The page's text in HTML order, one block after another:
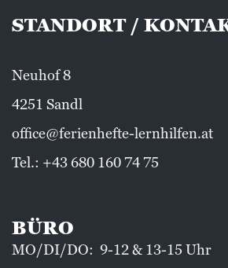
STANDORT /
Neuhof 8
4251 Sandl
office@ferienhefte-lernhilfen.at
Tel.: +43 680 160 74 75
BÜRO
MO/DI/DO: 9-12 & 13-15 Uhr